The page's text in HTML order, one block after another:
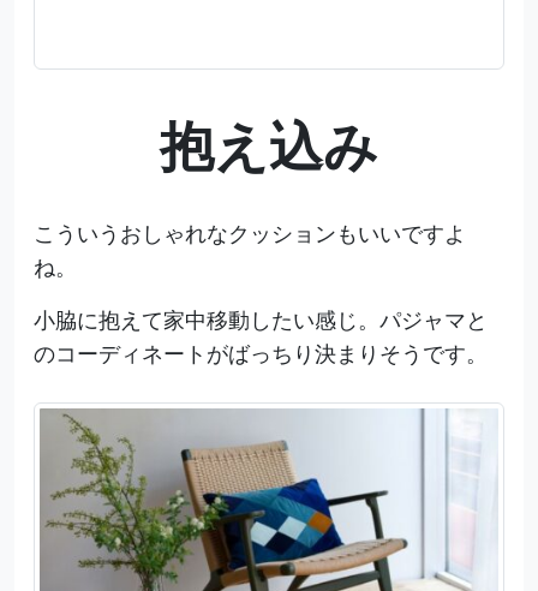
抱え込み
こういうおしゃれなクッションもいいですよ
ね。
小脇に抱えて家中移動したい感じ。パジャマと
のコーディネートがばっちり決まりそうです。